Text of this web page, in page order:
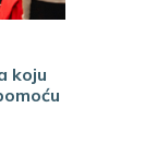
koju